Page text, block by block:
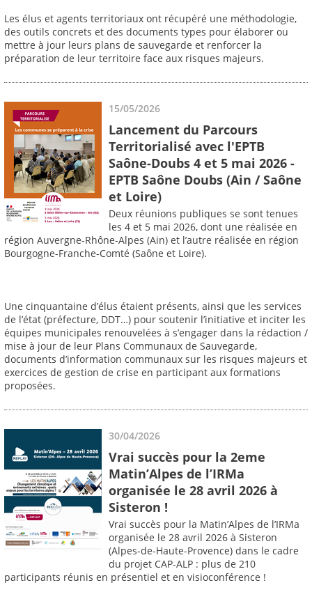
Les élus et agents territoriaux ont récupéré une méthodologie,
des outils concrets et des documents types pour élaborer ou
mettre à jour leurs plans de sauvegarde et renforcer la
préparation de leur territoire face aux risques majeurs.
15/05/2026
Lancement du Parcours
Territorialisé avec l'EPTB
Saône-Doubs 4 et 5 mai 2026 -
EPTB Saône Doubs (Ain / Saône
et Loire)
Deux réunions publiques se sont tenues
les 4 et 5 mai 2026, dont une réalisée en
région Auvergne-Rhône-Alpes (Ain) et l’autre réalisée en région
Bourgogne-Franche-Comté (Saône et Loire).
Une cinquantaine d’élus étaient présents, ainsi que les services
de l’état (préfecture, DDT…) pour soutenir l’initiative et inciter les
équipes municipales renouvelées à s’engager dans la rédaction /
mise à jour de leur Plans Communaux de Sauvegarde,
documents d’information communaux sur les risques majeurs et
exercices de gestion de crise en participant aux formations
proposées.
30/04/2026
Vrai succès pour la 2eme
Matin’Alpes de l’IRMa
organisée le 28 avril 2026 à
Sisteron !
Vrai succès pour la Matin’Alpes de l’IRMa
organisée le 28 avril 2026 à Sisteron
(Alpes-de-Haute-Provence) dans le cadre
du projet CAP-ALP : plus de 210
participants réunis en présentiel et en visioconférence !